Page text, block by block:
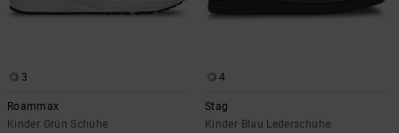
3
Roammax
Kinder Grün Schuhe
4
Stag
Kinder Blau Lederschuhe